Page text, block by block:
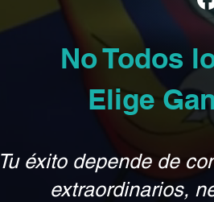
No Todos
Elige
Tu éxito depende de
extraordinarios,